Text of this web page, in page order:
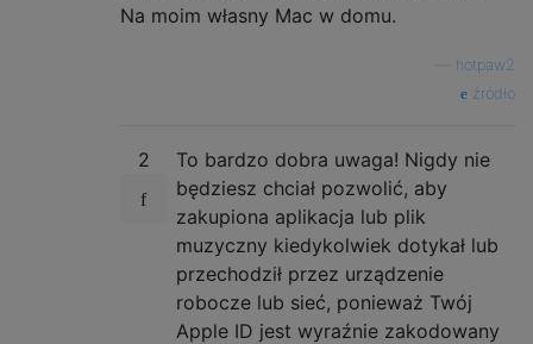
Na moim własny Mac w domu.
hotpaw2
źródło
2
To bardzo dobra uwaga! Nigdy nie
będziesz chciał pozwolić, aby
zakupiona aplikacja lub plik
muzyczny kiedykolwiek dotykał lub
przechodził przez urządzenie
robocze lub sieć, ponieważ Twój
Apple ID jest wyraźnie zakodowany